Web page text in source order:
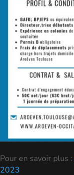
Pour en savoir plus :
2023